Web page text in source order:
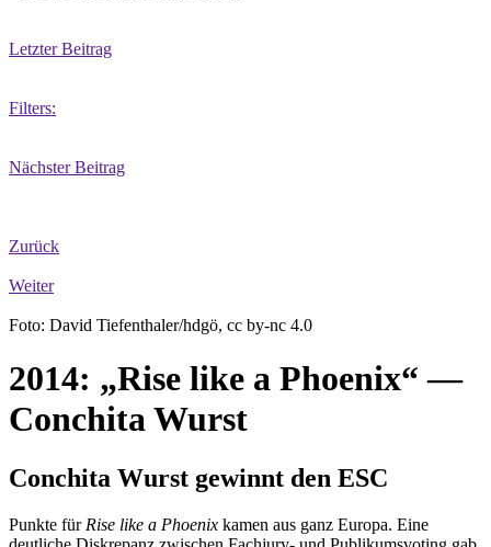
Letzter Beitrag
Filters:
Nächster Beitrag
Zurück
Weiter
Foto: David Tiefenthaler/hdgö, cc by-nc 4.0
2014: „Rise like a Phoenix“ —
Conchita Wurst
Conchita Wurst gewinnt den ESC
Punkte fürRise like a Phoenix kamen aus ganz Europa. Eine